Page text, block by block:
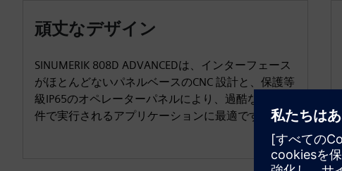
頑丈なデザイン
SINUMERIK 808D ADVANCEDは、インターフェース
がほとんどないパネルベースのCNC 設計と、保護等
級IP65のオペレーターパネルにより、過酷な環境条
件で実行されるアプリケーションに最適です。